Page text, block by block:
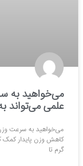
می‌خواهید به
علمی می‌تواند
می‌خواهید به سرعت
گرم تا